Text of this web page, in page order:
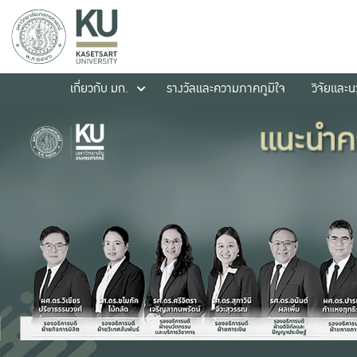
เกี่ยวกับ มก. รางวัลและความภาคภูมิใจ วิจัยและ